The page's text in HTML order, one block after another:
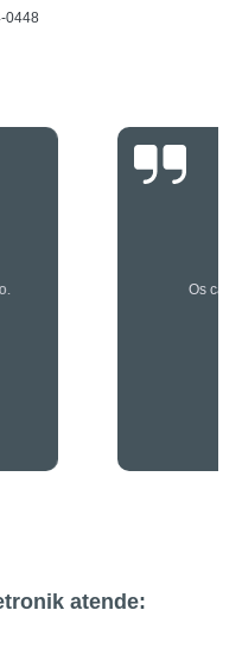
0448
de primeira!
atende: